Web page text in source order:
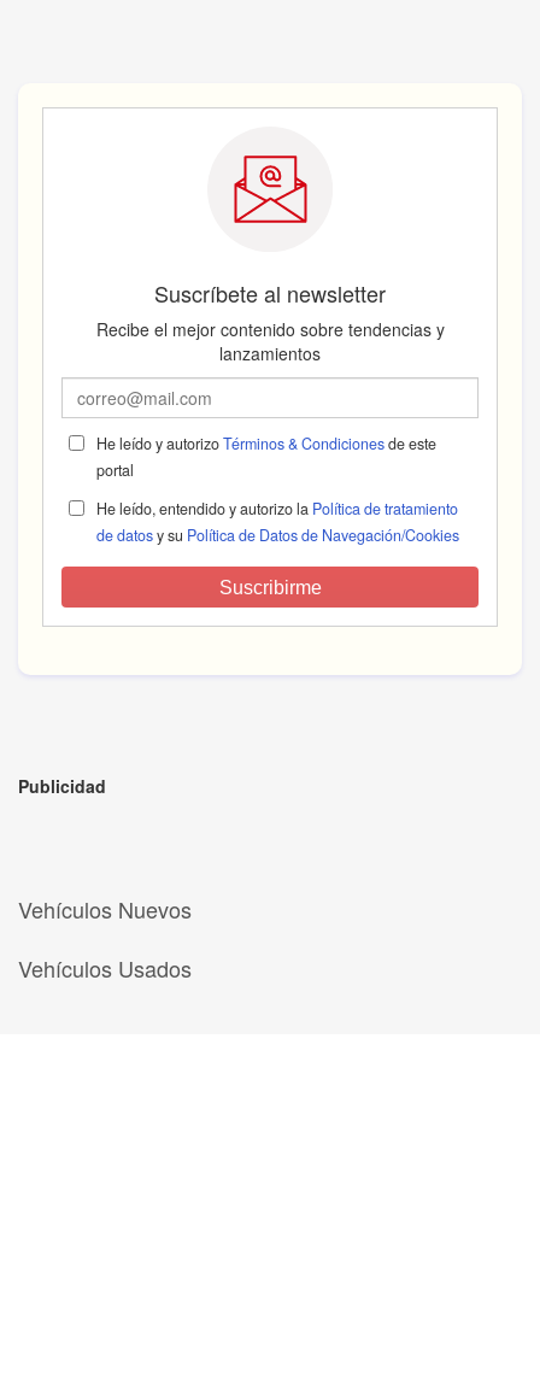
Suscríbete al newsletter
Recibe el mejor contenido sobre tendencias y
lanzamientos
He leído y autorizoTérminos & Condicionesde este
portal
He leído, entendido y autorizo la Política de tratamiento
de datosy su Política de Datos de Navegación/Cookies
Suscribirme
Publicidad
Vehículos Nuevos
Vehículos Usados